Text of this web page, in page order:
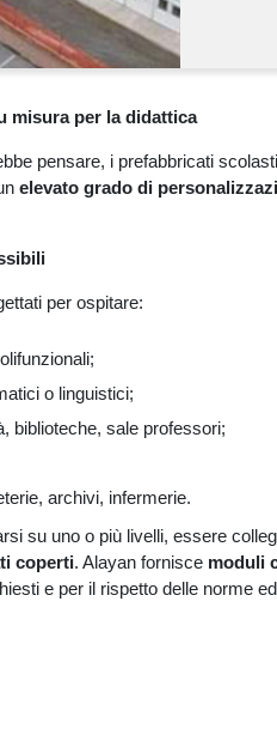
misura per la didattica
pensare, i prefabbricati
elevato grado di
per ospitare:
o linguistici;
biblioteche, sale professori;
archivi, infermerie.
su uno o più livelli, essere
coperti. Alayan fornisce moduli
e per il rispetto delle norme